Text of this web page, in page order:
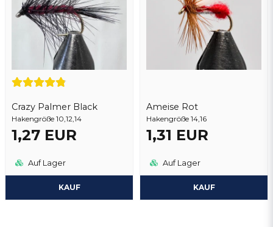
Crazy Palmer Black
Hakengröße 10,12,14
1,27 EUR
Auf Lager
KAUF
Ameise Rot
Hakengröße 14,16
1,31 EUR
Auf Lager
KAUF